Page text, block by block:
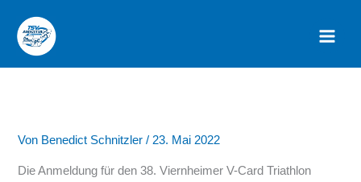
Inhalt
springen
Von Benedict Schnitzler/23. Mai 2022
Die Anmeldung für den 38. Viernheimer V-Card Triathlon